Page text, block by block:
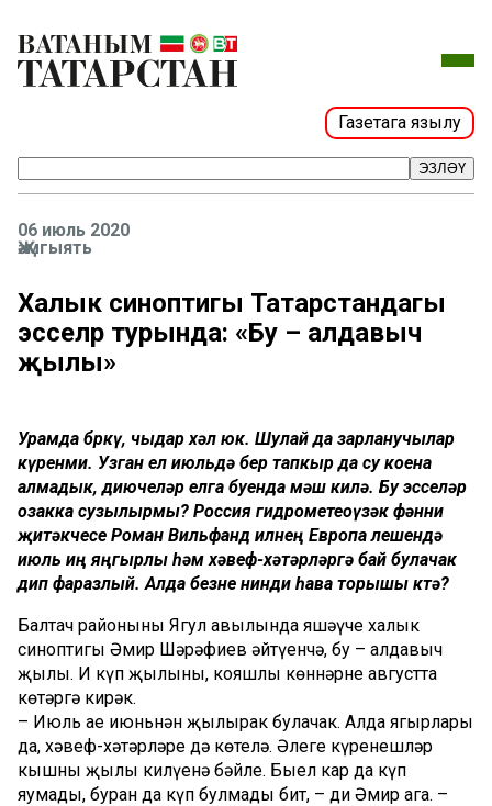
Газетага язылу
ЭЗЛӘҮ
06 июль 2020
Җәмгыять
Халык синоптигы Татарстандагы
эсселәр турында: «Бу – алдавыч
җылы»
Урамда бөркү, чыдар хәл юк. Шулай да зарланучылар
күренми. Узган ел июльдә бер тапкыр да су коена
алмадык, диючеләр елга буенда мәш килә. Бу эсселәр
озакка сузылырмы? Россия гидрометеоүзәк фәнни
җитәкчесе Роман Вильфанд илнең Европа өлешендә
июль иң яңгырлы һәм хәвеф-хәтәрләргә бай булачак
дип фаразлый. Алда безне нинди һава торышы көтә?
Балтач районының Яңгул авылында яшәүче халык
синоптигы Әмир Шәрәфиев әйтүенчә, бу – алдавыч
җылы. Иң күп җылыны, кояшлы көннәрне августта
көтәргә кирәк.
– Июль ае июньнән җылырак булачак. Алда яңгырлары
да, хәвеф-хәтәрләре дә көтелә. Әлеге күренешләр
кышның җылы килүенә бәйле. Быел кар да күп
яумады, буран да күп булмады бит, – ди Әмир ага. –